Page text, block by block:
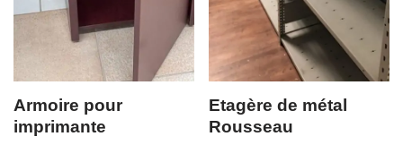
Armoire pour
imprimante
Etagère de métal
Rousseau